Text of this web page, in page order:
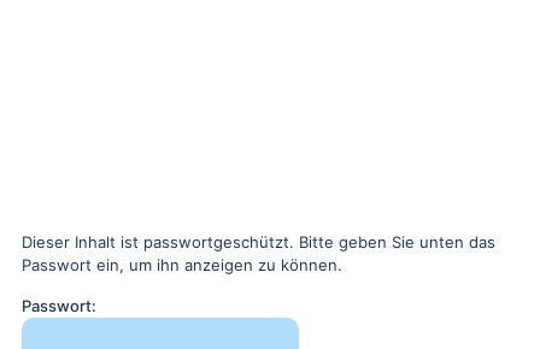
Dieser Inhalt ist passwortgeschützt. Bitte geben Sie unten das
Passwort ein, um ihn anzeigen zu können.
Passwort: